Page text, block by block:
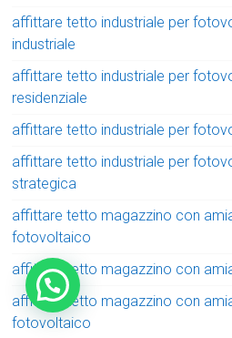
affittare tetto industriale per
industriale
affittare tetto industriale per
residenziale
affittare tetto industriale per
affittare tetto industriale per
strategica
affittare tetto magazzino con
fotovoltaico
affittare tetto magazzino con
affittare tetto magazzino con
fotovoltaico